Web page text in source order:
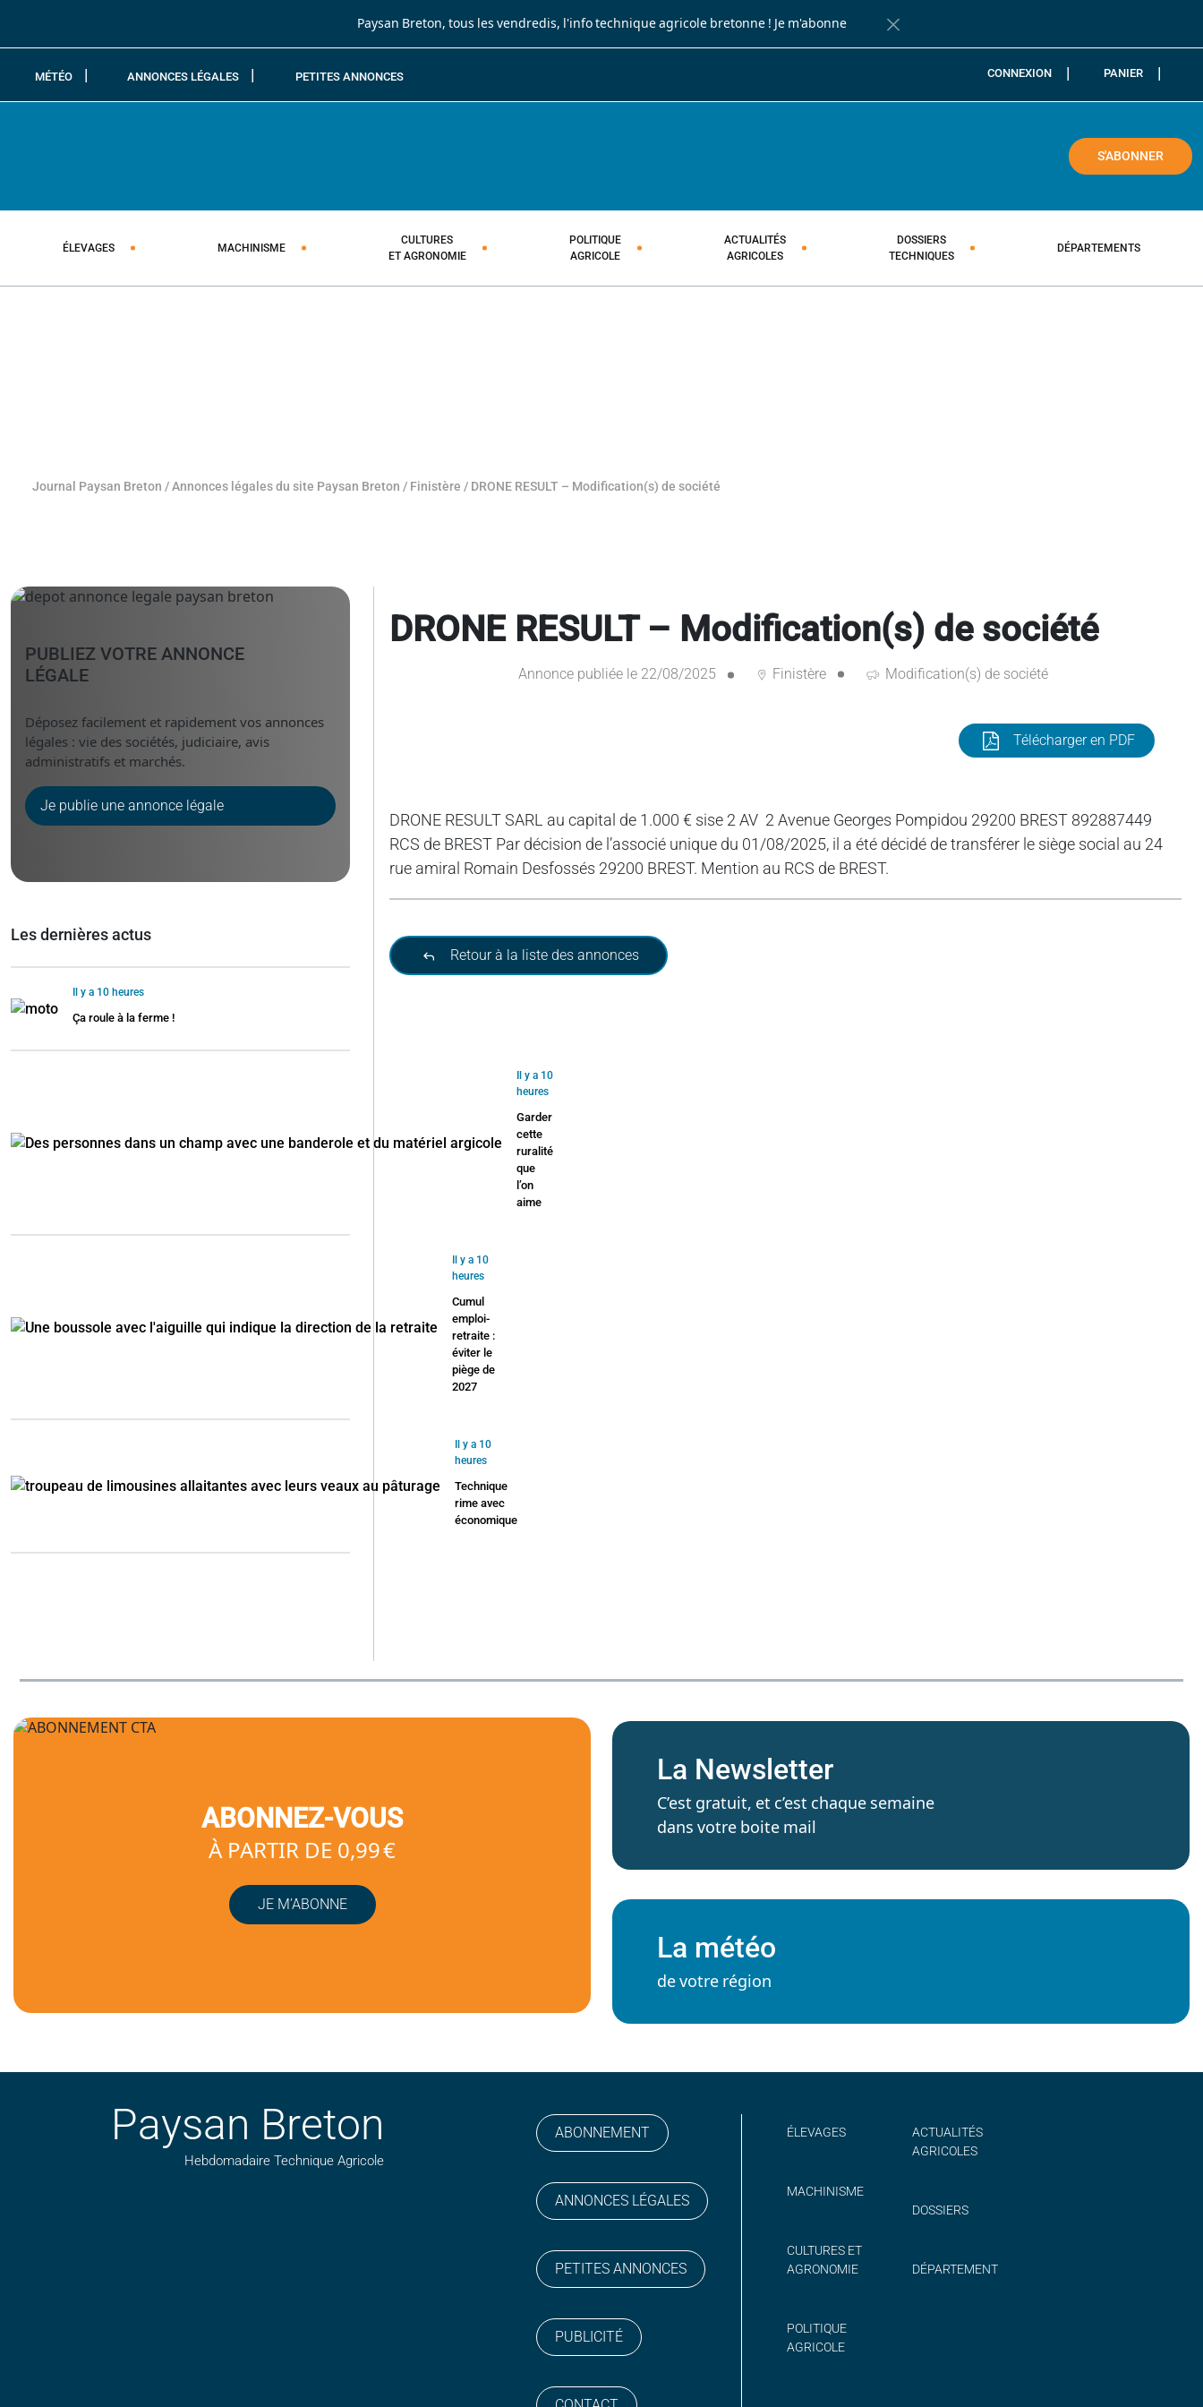
Paysan Breton, tous les vendredis, l'info technique agricole bretonne ! Je m'abonne
Fermer la barre de notification
MÉTÉO ANNONCES LÉGALES PETITES ANNONCES CONNEXION PANIER
S'ABONNER
ÉLEVAGES MACHINISME
CULTURES
ET AGRONOMIE
POLITIQUE
AGRICOLE
ACTUALITÉS
AGRICOLES
DOSSIERS
TECHNIQUES
DÉPARTEMENTS
Journal Paysan Breton /Annonces légales du site Paysan Breton / Finistère / DRONE RESULT – Modification(s) de société
DRONE RESULT – Modification(s) de société
Annonce publiée le 22/08/2025 Finistère Modification(s) de société
Télécharger en PDF
DRONE RESULT SARL au capital de 1.000 € sise 2 AV 2 Avenue Georges Pompidou 29200 BREST 892887449
RCS de BREST Par décision de l’associé unique du 01/08/2025, il a été décidé de transférer le siège social au 24
rue amiral Romain Desfossés 29200 BREST. Mention au RCS de BREST.
Retour à la liste des annonces
PUBLIEZ VOTRE ANNONCE
LÉGALE
Déposez facilement et rapidement vos annonces
légales : vie des sociétés, judiciaire, avis
administratifs et marchés.
Je publie une annonce légale
Les dernières actus
Il y a 10 heures
Ça roule à la ferme !
Il y a 10
heures
Garder
cette
ruralité
que
l’on
aime
Il y a 10
heures
Cumul
emploi-
retraite :
éviter le
piège de
2027
Il y a 10
heures
Technique
rime avec
économique
ABONNEZ-VOUS
À PARTIR DE 0,99 €
JE M’ABONNE
La Newsletter
C’est gratuit, et c’est chaque semaine
dans votre boite mail
La météo
de votre région
Paysan Breton
Hebdomadaire Technique Agricole
ABONNEMENT
ANNONCES LÉGALES
PETITES ANNONCES
PUBLICITÉ
ÉLEVAGES
MACHINISME
CULTURES ET
AGRONOMIE
POLITIQUE
AGRICOLE
ACTUALITÉS
AGRICOLES
DOSSIERS
DÉPARTEMENT